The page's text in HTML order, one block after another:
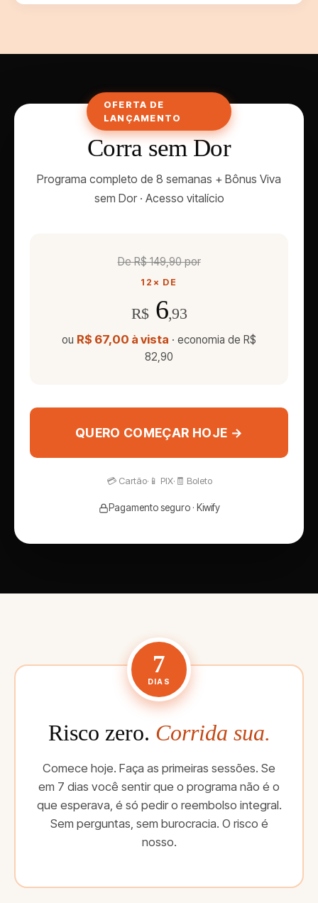
OFERTA DE
LANÇAMENTO
Corra sem Dor
Programa completo de 8 semanas + Bônus Viva
sem Dor · Acesso vitalício
De R$ 149,90 por
12× DE
R$6,93
ou R$ 67,00 à vista · economia de R$
82,90
QUERO COMEÇAR HOJE →
💳 Cartão· 📱 PIX· 🧾 Boleto
Pagamento seguro · Kiwify
7
DIAS
Risco zero. Corrida sua.
Comece hoje. Faça as primeiras sessões. Se
em 7 dias você sentir que o programa não é o
que esperava, é só pedir o reembolso integral.
Sem perguntas, sem burocracia. O risco é
nosso.